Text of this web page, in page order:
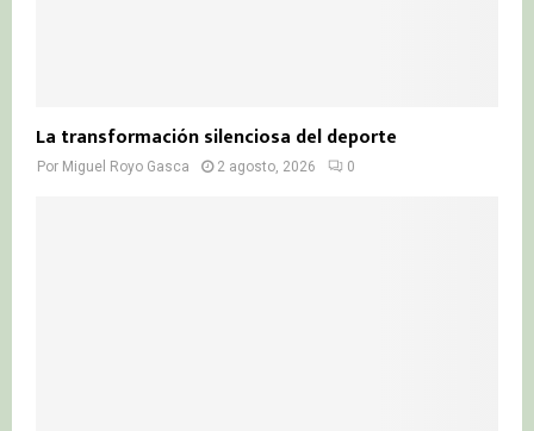
La transformación silenciosa del deporte
Por Miguel Royo Gasca 2 agosto, 2026 0